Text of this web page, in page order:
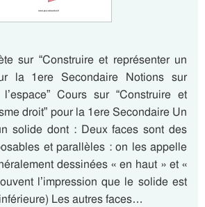
sur “Construire et représenter un
la 1ere Secondaire Notions sur
Cours sur “Construire et
droit” pour la 1ere Secondaire Un
solide dont : Deux faces sont des
et parallèles : on les appelle
dessinées « en haut » et «
l’impression que le solide est
Les autres faces…